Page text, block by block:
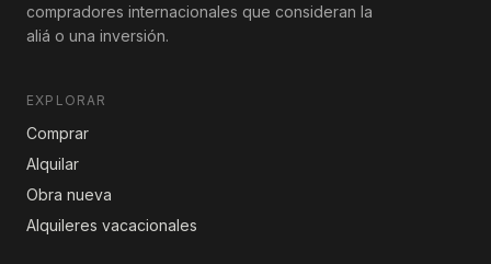
compradores internacionales que consideran la
aliá o una inversión.
EXPLORAR
Comprar
Alquilar
Obra nueva
Alquileres vacacionales